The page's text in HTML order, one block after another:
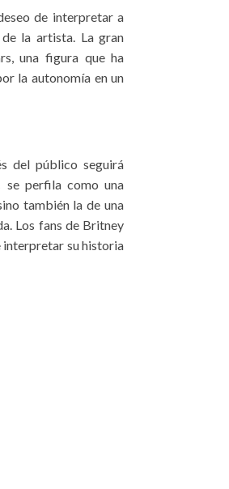
de interpretar a
la artista. La gran
una figura que ha
la autonomía en un
del público seguirá
se perfila como una
también la de una
Los fans de Britney
interpretar su historia